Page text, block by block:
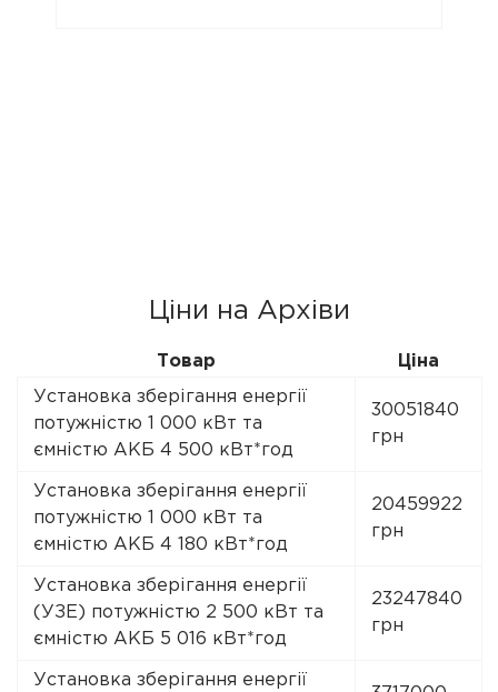
Ціни на Архіви
Товар Ціна
Установка зберігання енергії
потужністю 1 000 кВт та
ємністю АКБ 4 500 кВт*год
30051840
грн
Установка зберігання енергії
потужністю 1 000 кВт та
ємністю АКБ 4 180 кВт*год
20459922
грн
Установка зберігання енергії
(УЗЕ) потужністю 2 500 кВт та
ємністю АКБ 5 016 кВт*год
23247840
грн
Установка зберігання енергії